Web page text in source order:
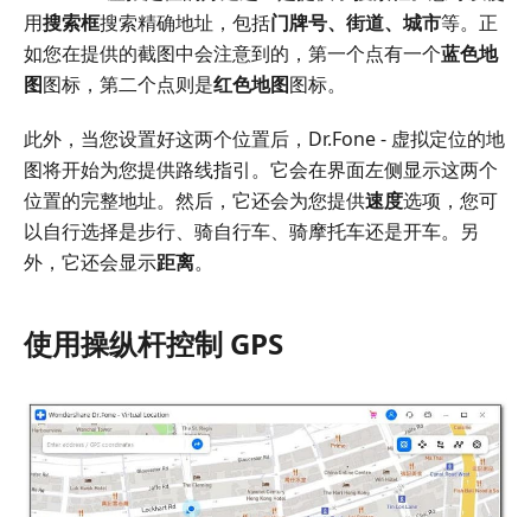
用搜索框搜索精确地址，包括门牌号、街道、城市等。正
如您在提供的截图中会注意到的，第一个点有一个蓝色地
图图标，第二个点则是红色地图图标。
此外，当您设置好这两个位置后，Dr.Fone - 虚拟定位的地
图将开始为您提供路线指引。它会在界面左侧显示这两个
位置的完整地址。然后，它还会为您提供速度选项，您可
以自行选择是步行、骑自行车、骑摩托车还是开车。另
外，它还会显示距离。
使用操纵杆控制 GPS